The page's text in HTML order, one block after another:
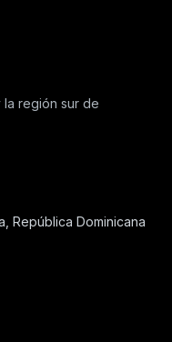
la región sur de
República Dominicana